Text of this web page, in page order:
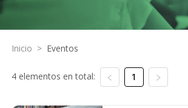
Inicio > Eventos
4 elementos en total: 1